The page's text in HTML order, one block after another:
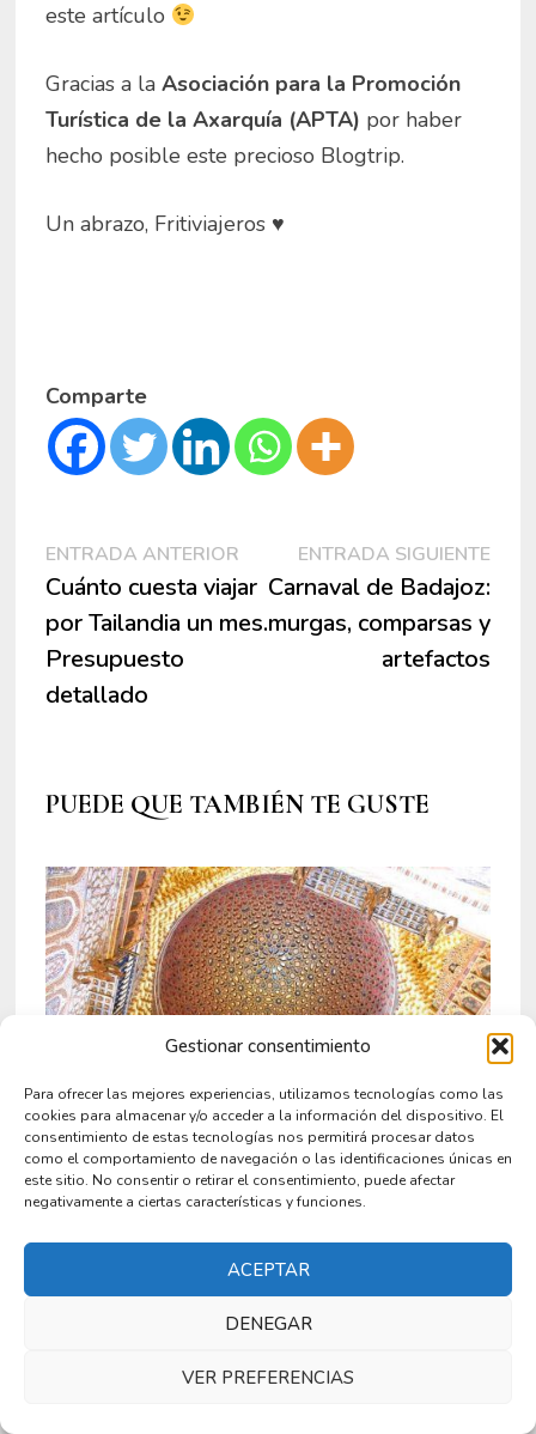
Gestionar consentimiento
Para ofrecer las mejores experiencias, utilizamos tecnologías como las
cookies para almacenar y/o acceder a la información del dispositivo. El
consentimiento de estas tecnologías nos permitirá procesar datos
como el comportamiento de navegación o las identificaciones únicas en
este sitio. No consentir o retirar el consentimiento, puede afectar
negativamente a ciertas características y funciones.
ACEPTAR
DENEGAR
VER PREFERENCIAS
este artículo
Gracias a laAsociación para la Promoción
Turística de la Axarquía (APTA) por haber
hecho posible este precioso Blogtrip.
Un abrazo, Fritiviajeros ♥
Comparte
Navegación
de
entradas
ENTRADA ANTERIOREntrada
anterior:
Cuánto cuesta viajar
por Tailandia un mes.
Presupuesto
detallado
ENTRADA SIGUIENTE
Carnaval de Badajoz:
murgas, comparsas y
artefactos
PUEDE QUE TAMBIÉN TE GUSTE
Visita al Real Alcázar de Sevilla
1 abril 2026